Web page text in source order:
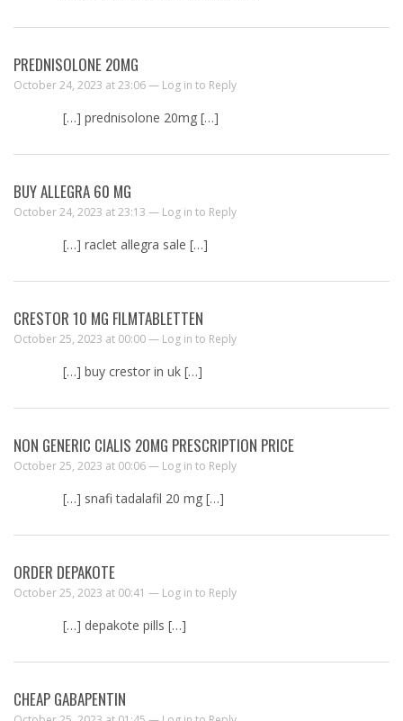
PREDNISOLONE 20MG
October 24, 2023 at 23:06 — Log in to Reply
[…] prednisolone 20mg […]
BUY ALLEGRA 60 MG
October 24, 2023 at 23:13 — Log in to Reply
[…] raclet allegra sale […]
CRESTOR 10 MG FILMTABLETTEN
October 25, 2023 at 00:00 — Log in to Reply
[…] buy crestor in uk […]
NON GENERIC CIALIS 20MG PRESCRIPTION PRICE
October 25, 2023 at 00:06 — Log in to Reply
[…] snafi tadalafil 20 mg […]
ORDER DEPAKOTE
October 25, 2023 at 00:41 — Log in to Reply
[…] depakote pills […]
CHEAP GABAPENTIN